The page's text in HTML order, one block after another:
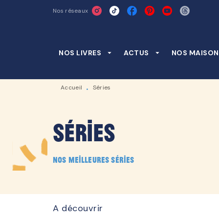
RECHERCHE CONTENU
Nos réseaux
NOS LIVRES arrow_drop_down ACTUS arrow_drop_down NOS
Accueil • Séries
Séries
Nos meilleures séries
A découvrir